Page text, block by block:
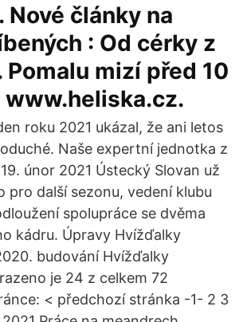
Nové články na
: Od cérky z
Pomalu mizí před 10
roku 2021 ukázal, že ani letos
Naše expertní jednotka z
únor 2021 Ústecký Slovan už
pro další sezonu, vedení klubu
spolupráce se dvěma
kádru. Úpravy Hvížďalky
budování Hvížďalky
je 24 z celkem 72
< předchozí stránka -1- 2 3